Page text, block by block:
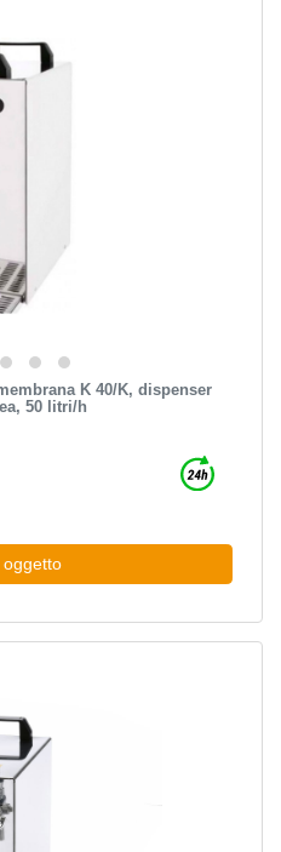
K 40/K, dispenser
50 litri/h
oggetto